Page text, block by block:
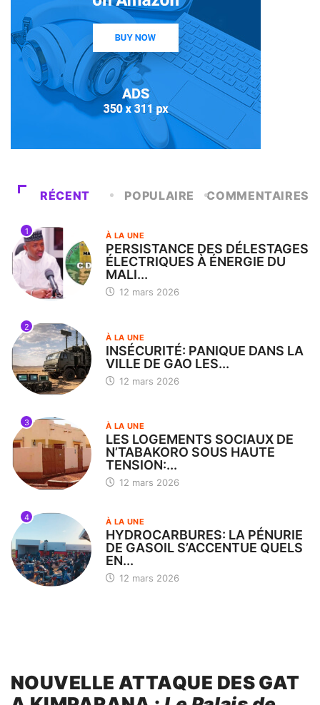
RÉCENT POPULAIRE COMMENTAIRES
1 À LA UNE
PERSISTANCE DES DÉLESTAGES
ÉLECTRIQUES À ÉNERGIE DU
MALI...
12 mars 2026
2
À LA UNE
INSÉCURITÉ: PANIQUE DANS LA
VILLE DE GAO LES...
12 mars 2026
3 À LA UNE
LES LOGEMENTS SOCIAUX DE
N’TABAKORO SOUS HAUTE
TENSION:...
12 mars 2026
4 À LA UNE
HYDROCARBURES: LA PÉNURIE
DE GASOIL S’ACCENTUE QUELS
EN...
12 mars 2026
NOUVELLE ATTAQUE DES GAT